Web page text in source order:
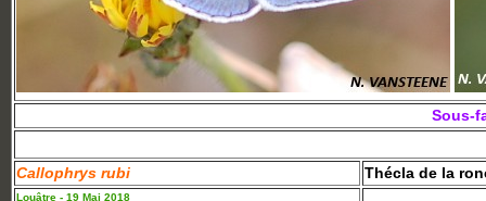
Sous-
Callophrys rubi Thécla de la
Louâtre - 19 Mai 2018